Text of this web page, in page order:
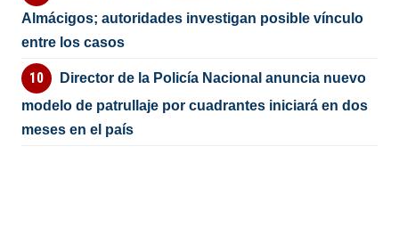
Almácigos; autoridades investigan posible vínculo
entre los casos
Director de la Policía Nacional anuncia nuevo
modelo de patrullaje por cuadrantes iniciará en dos
meses en el país